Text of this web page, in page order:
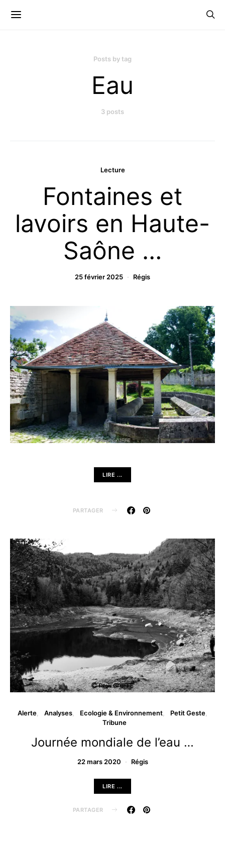
Posts by tag
Eau
3 posts
Lecture
Fontaines et
lavoirs en Haute-
Saône …
25 février 2025 Régis
LIRE ...
PARTAGER
Alerte Analyses Ecologie & Environnement
Petit Geste
Tribune
Journée mondiale de l’eau …
22 mars 2020 Régis
LIRE ...
PARTAGER